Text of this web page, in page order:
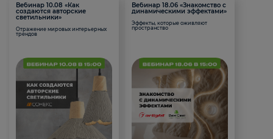
Вебинар 10.08 «Как
создаются авторские
светильники»
Отражение мировых интерьерных
трендов
Вебинар 18.06 «Знакомство с
динамическими эффектами»
Эффекты, которые оживляют
пространство